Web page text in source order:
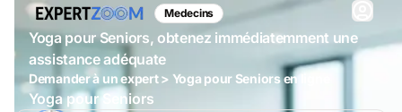
Medecins
Yoga pour Seniors, obtenez immédiatemment une
assistance adéquate
Demander à un expert > Yoga pour Seniors en ligne
Yoga pour Seniors